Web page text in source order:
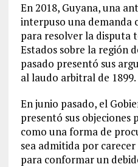
En 2018, Guyana, una
interpuso una demanda
para resolver la disputa
Estados sobre la región
pasado presentó sus
al laudo arbitral de 1899.
En junio pasado, el
presentó sus objeciones
como una forma de
sea admitida por
para conformar un